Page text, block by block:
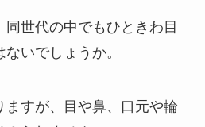
世代の中でもひときわ目
いでしょうか。
ますが、目や鼻、口元や輪